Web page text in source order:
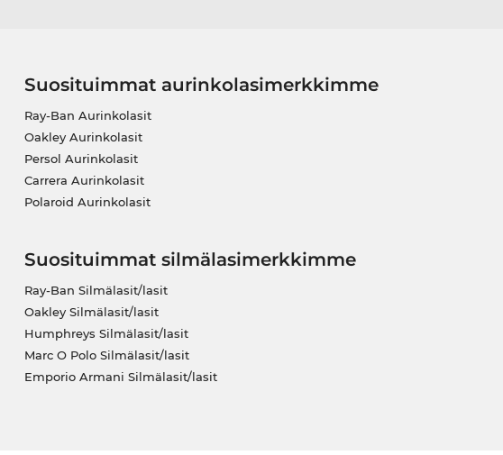
Suosituimmat aurinkolasimerkkimme
Ray-Ban Aurinkolasit
Oakley Aurinkolasit
Persol Aurinkolasit
Carrera Aurinkolasit
Polaroid Aurinkolasit
Suosituimmat silmälasimerkkimme
Ray-Ban Silmälasit/lasit
Oakley Silmälasit/lasit
Humphreys Silmälasit/lasit
Marc O Polo Silmälasit/lasit
Emporio Armani Silmälasit/lasit